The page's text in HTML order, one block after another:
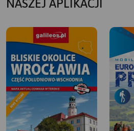
NASZEJ APLIKACJI